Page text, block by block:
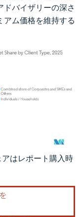
ドバイザリーの深さ
アム価格を維持する
の表示が必要です。
はレポート購入時